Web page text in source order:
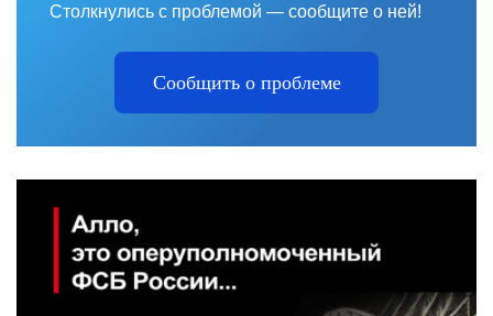
Столкнулись с проблемой — сообщите о ней!
Сообщить о проблеме